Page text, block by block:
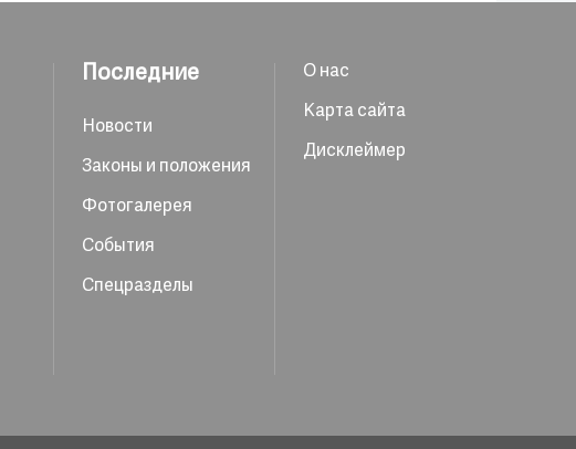
Последние
Новости
Законы и положения
Фотогалерея
События
Спецразделы
О нас
Карта сайта
Дисклеймер